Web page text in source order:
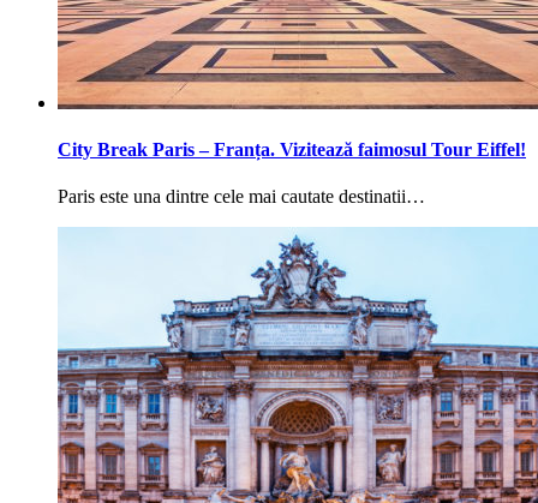
City Break Paris – Franța. Vizitează faimosul Tour Eiffel!
Paris este una dintre cele mai cautate destinatii…